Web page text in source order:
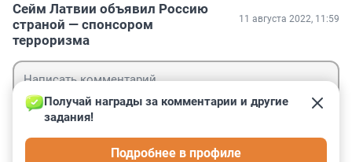
Сейм Латвии объявил Россию
страной — спонсором
терроризма
11 августа 2022, 11:59
Получай награды за комментарии и другие
задания!
Подробнее в профиле